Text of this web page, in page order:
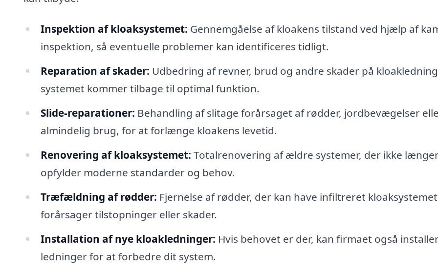
Inspektion af kloaksystemet: Gennemgåelse af kloakens tilstand ved hjælp af
inspektion, så eventuelle problemer kan identificeres tidligt.
Reparation af skader: Udbedring af revner, brud og andre skader på
systemet kommer tilbage til optimal funktion.
Slide-reparationer: Behandling af slitage forårsaget af rødder, jordbevægelser
almindelig brug, for at forlænge kloakens levetid.
Renovering af kloaksystemet: Totalrenovering af ældre systemer, der ikke
opfylder moderne standarder og behov.
Træfældning af rødder: Fjernelse af rødder, der kan have infiltreret
forårsager tilstopninger eller skader.
Installation af nye kloakledninger: Hvis behovet er der, kan firmaet også
ledninger for at forbedre dit system.